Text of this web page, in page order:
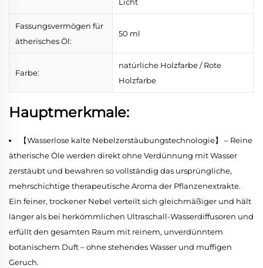
Licht
Fassungsvermögen für
ätherisches Öl:
50 ml
Farbe:
natürliche Holzfarbe / Rote
Holzfarbe
Hauptmerkmale:
【Wasserlose kalte Nebelzerstäubungstechnologie】 – Reine
ätherische Öle werden direkt ohne Verdünnung mit Wasser
zerstäubt und bewahren so vollständig das ursprüngliche,
mehrschichtige therapeutische Aroma der Pflanzenextrakte.
Ein feiner, trockener Nebel verteilt sich gleichmäßiger und hält
länger als bei herkömmlichen Ultraschall-Wasserdiffusoren und
erfüllt den gesamten Raum mit reinem, unverdünntem
botanischem Duft – ohne stehendes Wasser und muffigen
Geruch.